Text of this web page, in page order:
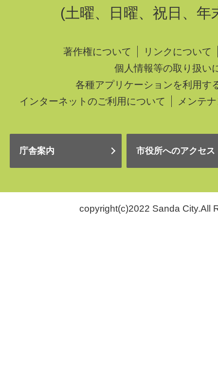
(土曜、日曜、祝日、年
著作権について
リンクについて
個人情報等の取り扱い
各種アプリケーションを利用す
インターネットのご利用について
メンテ
庁舎案内 市役所へのアクセス
copyright(c)2022 Sanda City.All